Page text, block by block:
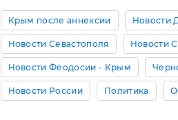
Крым после аннексии Новости
Новости Севастополя Новости
Новости Феодосии - Крым
Новости России Политика